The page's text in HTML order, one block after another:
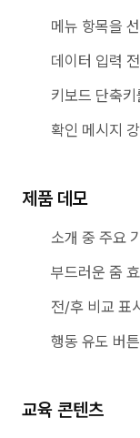
메뉴 항목을
데이터 입력
키보드 단축키
확인 메시지
제품 데모
소개 중 주요
부드러운 줌
전/후 비교 표시
행동 유도 버
교육 콘텐츠